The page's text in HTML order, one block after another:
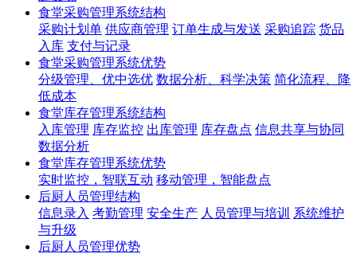
食堂采购管理系统结构
采购计划单 供应商管理 订单生成与发送 采购追踪 货品
入库 支付与记录
食堂采购管理系统优势
分级管理、优中选优 数据分析、科学决策 简化流程、降
低成本
食堂库存管理系统结构
入库管理 库存监控 出库管理 库存盘点 信息共享与协同
数据分析
食堂库存管理系统优势
实时监控，智联互动 移动管理，智能盘点
后厨人员管理结构
信息录入 考勤管理 安全生产 人员管理与培训 系统维护
与升级
后厨人员管理优势